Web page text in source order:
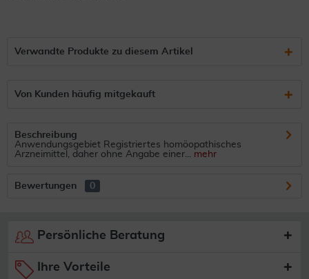
Verwandte Produkte zu diesem Artikel
Von Kunden häufig mitgekauft
Beschreibung
Anwendungsgebiet Registriertes homöopathisches
Arzneimittel, daher ohne Angabe einer... mehr
Bewertungen 0
Persönliche Beratung
Ihre Vorteile